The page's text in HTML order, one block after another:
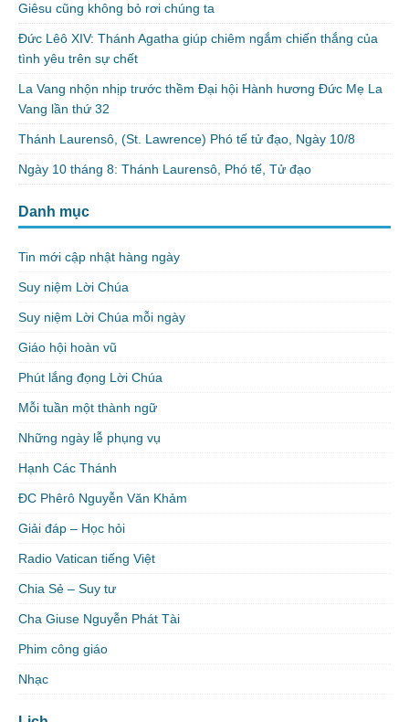
Giêsu cũng không bỏ rơi chúng ta
Đức Lêô XIV: Thánh Agatha giúp chiêm ngắm chiến thắng của
tình yêu trên sự chết
La Vang nhộn nhịp trước thềm Đại hội Hành hương Đức Mẹ La
Vang lần thứ 32
Thánh Laurensô, (St. Lawrence) Phó tế tử đạo, Ngày 10/8
Ngày 10 tháng 8: Thánh Laurensô, Phó tế, Tử đạo
Danh mục
Tin mới cập nhật hàng ngày
Suy niệm Lời Chúa
Suy niệm Lời Chúa mỗi ngày
Giáo hội hoàn vũ
Phút lắng đọng Lời Chúa
Mỗi tuần một thành ngữ
Những ngày lễ phụng vụ
Hạnh Các Thánh
ĐC Phêrô Nguyễn Văn Khảm
Giải đáp – Học hỏi
Radio Vatican tiếng Việt
Chia Sẻ – Suy tư
Cha Giuse Nguyễn Phát Tài
Phim công giáo
Nhạc